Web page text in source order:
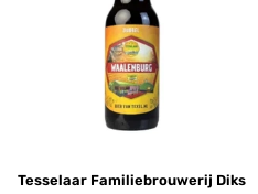
Tesselaar Familiebrouwerij Diks